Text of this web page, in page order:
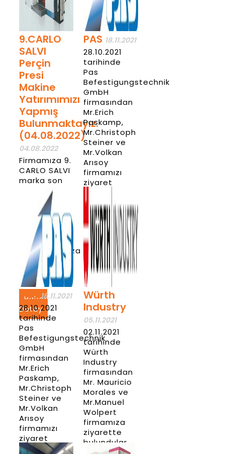
9.CARLO
SALVI
Perçin
Presi
Makine
Yatırımımızı
Yapmış
Bulunmaktayız.
(04.08.2022)
04.08.2022
Firmamıza 9.
CARLO SALVI
marka son
teknoloji
CS002 serisi
olan perçin
makinası
alarak
yatırımlarımıza
tüm hızıyla
devam
ediyoruz.
Haber
Detay
PAS 18.11.2021
28.10.2021
tarihinde
Pas
Befestigungstechnik
GmbH
firmasından
Mr.Erich
Paskamp,
Mr.Christoph
Steiner ve
Mr.Volkan
Arısoy
firmamızı
ziyaret
Haber
Detay
PAS18.11.2021
28.10.2021
tarihinde
Pas
Befestigungstechnik
GmbH
firmasından
Mr.Erich
Paskamp,
Mr.Christoph
Steiner ve
Mr.Volkan
Arısoy
firmamızı
ziyaret
etmişlerdir.
Würth
Industry
05.11.2021
02.11.2021
tarihinde
Würth
Industry
firmasından
Mr. Mauricio
Morales ve
Mr.Manuel
Wolpert
firmamıza
ziyarette
bulundular